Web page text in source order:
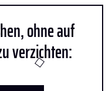
ohne auf
verzichten: